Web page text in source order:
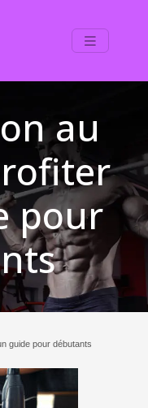
au
pour
guide pour débutants